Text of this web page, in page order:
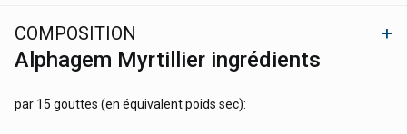
COMPOSITION
Alphagem Myrtillier ingrédients
par 15 gouttes (en équivalent poids sec):